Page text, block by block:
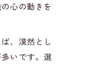
心の動きを
、漠然とし
いです。選